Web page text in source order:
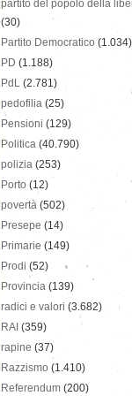
partito del popolo della
(30)
Partito Democratico (1.034)
PD (1.188)
PdL (2.781)
pedofilia (25)
Pensioni (129)
Politica (40.790)
polizia (253)
Porto (12)
povertà (502)
Presepe (14)
Primarie (149)
Prodi (52)
Provincia (139)
radici e valori (3.682)
RAI (359)
rapine (37)
Razzismo (1.410)
Referendum (200)